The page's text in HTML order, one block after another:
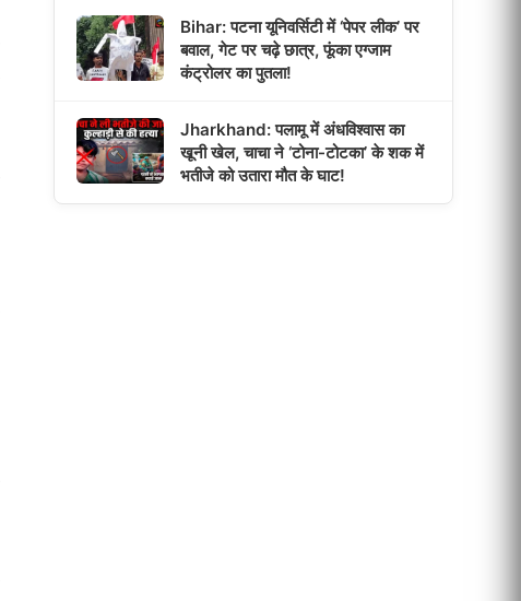
Bihar: पटना यूनिवर्सिटी में ‘पेपर लीक’ पर
बवाल, गेट पर चढ़े छात्र, फूंका एग्जाम
कंट्रोलर का पुतला!
Jharkhand: पलामू में अंधविश्वास का
खूनी खेल, चाचा ने ‘टोना-टोटका’ के शक में
भतीजे को उतारा मौत के घाट!